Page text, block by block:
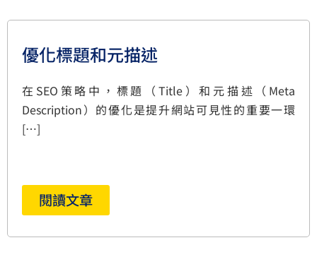
優化標題和元描述
在SEO策略中，標題（Title）和元描述（Meta
Description）的優化是提升網站可見性的重要一環
[…]
閱讀文章